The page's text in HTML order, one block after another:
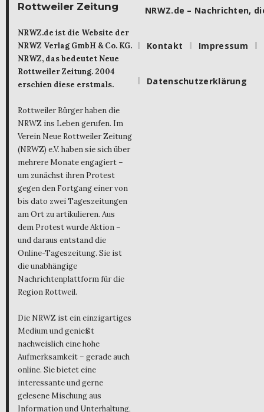
Rottweiler Zeitung
NRWZ.de ist die Website der
NRWZ Verlag GmbH & Co. KG.
NRWZ, das bedeutet Neue
Rottweiler Zeitung. 2004
erschien diese erstmals.
Rottweiler Bürger haben die
NRWZ ins Leben gerufen. Im
Verein Neue Rottweiler Zeitung
(NRWZ) e.V. haben sie sich über
mehrere Monate engagiert –
um zunächst ihren Protest
gegen den Fortgang einer von
bis dato zwei Tageszeitungen
am Ort zu artikulieren. Aus
dem Protest wurde Aktion –
und daraus entstand die
Online-Tageszeitung. Sie ist
die unabhängige
Nachrichtenplattform für die
Region Rottweil.
Die NRWZ ist ein einzigartiges
Medium und genießt
nachweislich eine hohe
Aufmerksamkeit – gerade auch
online. Sie bietet eine
interessante und gerne
gelesene Mischung aus
Information und Unterhaltung,
NRWZ.de – Nachrichten,
Kontakt Impressum
Datenschutzerklärung